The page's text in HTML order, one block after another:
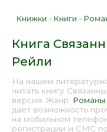
Книжки » Книги »
Книга
Рейли
На нашем
читать книгу
версия. Жанр: Романы
дает возможность
на мобильном
регистрации и СМС